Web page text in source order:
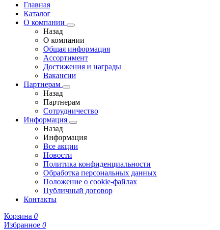
Главная
Каталог
О компании
Назад
О компании
Общая информация
Ассортимент
Достижения и награды
Вакансии
Партнерам
Назад
Партнерам
Сотрудничество
Информация
Назад
Информация
Все акции
Новости
Политика конфиденциальности
Обработка персональных данных
Положение о cookie-файлах
Публичный договор
Контакты
Корзина 0
Избранное 0